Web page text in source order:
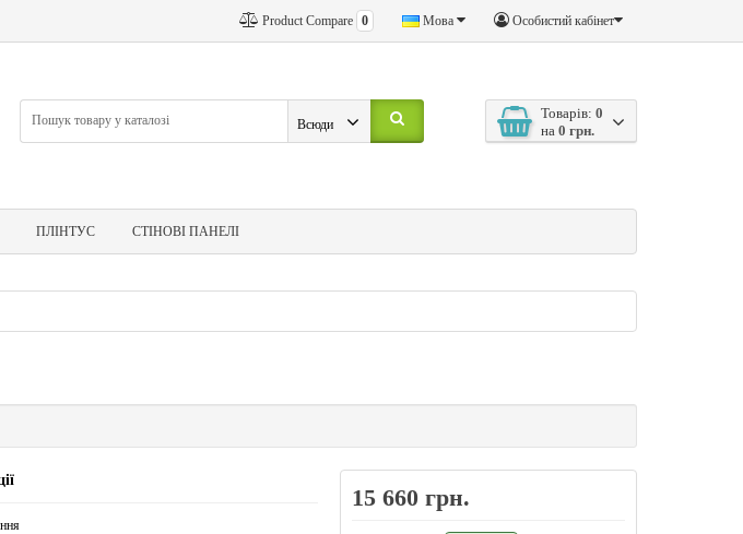
Особистий кабінет
Мова
Product Compare 0
Товарів: 0
на 0 грн.
Всюди
ПЛІНТУС СТІНОВІ ПАНЕЛІ
15 660 грн.